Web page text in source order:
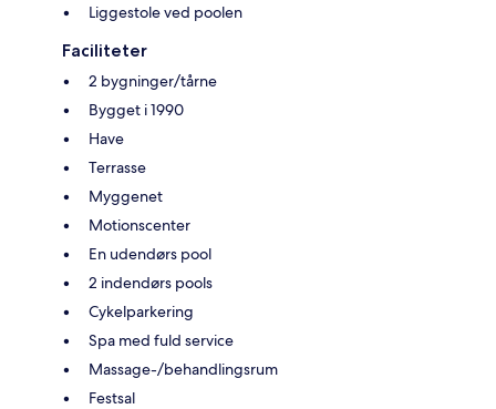
Liggestole ved poolen
Faciliteter
2 bygninger/tårne
Bygget i 1990
Have
Terrasse
Myggenet
Motionscenter
En udendørs pool
2 indendørs pools
Cykelparkering
Spa med fuld service
Massage-/behandlingsrum
Festsal